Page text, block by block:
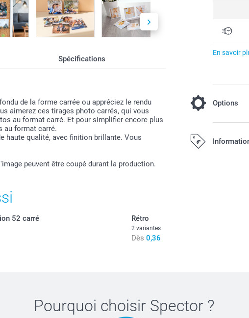
Spécifications
de la forme carrée ou appréciez le rendu
aimerez ces tirages photo carrés, qui vous
au format carré. Et pour simplifier encore plus
au format carré.
haute qualité, avec finition brillante. Vous
peuvent être coupé durant la production.
En savoir
Options
Effets de
52 carré
Rétro
2 variantes
Dès 0,36
Pourquoi choisir Spector?